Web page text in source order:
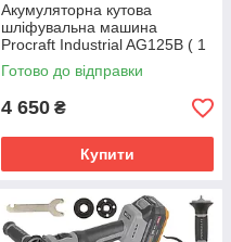
Акумуляторна кутова
шліфувальна машина
Procraft Industrial AG125B ( 1
Акб 20В 4Аг і Зп) КЕЙС
Готово до відправки
4 650 ₴
Купити